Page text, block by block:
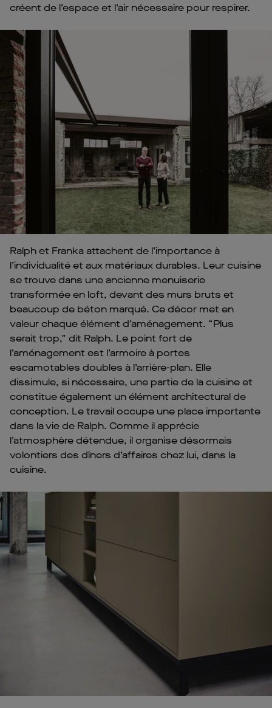
créent de l’espace et l’air nécessaire pour respirer.
Ralph et Franka attachent de l’importance à
l’individualité et aux matériaux durables. Leur cuisine
se trouve dans une ancienne menuiserie
transformée en loft, devant des murs bruts et
beaucoup de béton marqué. Ce décor met en
valeur chaque élément d’aménagement. “Plus
serait trop,” dit Ralph. Le point fort de
l’aménagement est l’armoire à portes
escamotables doubles à l’arrière-plan. Elle
dissimule, si nécessaire, une partie de la cuisine et
constitue également un élément architectural de
conception. Le travail occupe une place importante
dans la vie de Ralph. Comme il apprécie
l’atmosphère détendue, il organise désormais
volontiers des dîners d’affaires chez lui, dans la
cuisine.